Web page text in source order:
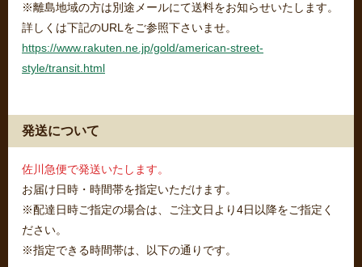
※離島地域の方は別途メールにて送料をお知らせいたします。
詳しくは下記のURLをご参照下さいませ。
https://www.rakuten.ne.jp/gold/american-street-
style/transit.html
発送について
佐川急便で発送いたします。
お届け日時・時間帯を指定いただけます。
※配達日時ご指定の場合は、ご注文日より4日以降をご指定く
ださい。
※指定できる時間帯は、以下の通りです。